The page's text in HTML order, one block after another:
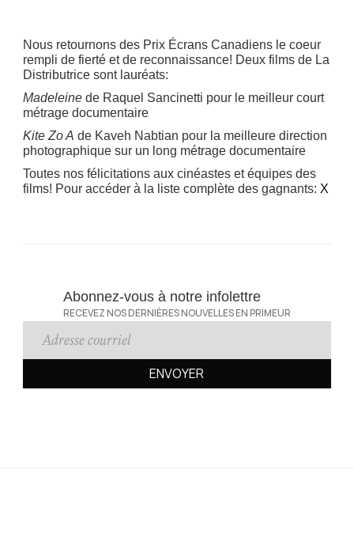
Nous retournons des Prix Écrans Canadiens le coeur
rempli de fierté et de reconnaissance! Deux films de La
Distributrice sont lauréats:
Madeleinede Raquel Sancinetti pour le meilleur court
métrage documentaire
Kite Zo A de Kaveh Nabtian pour la meilleure direction
photographique sur un long métrage documentaire
Toutes nos félicitations aux cinéastes et équipes des
films! Pour accéder à la liste complète des gagnants: X
Abonnez-vous à notre infolettre
RECEVEZ NOS DERNIÈRES NOUVELLES EN PRIMEUR